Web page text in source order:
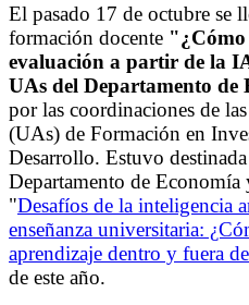
El pasado 17 de octubre se
formación docente "¿Cómo
evaluación a partir de la
UAs del Departamento de
por las coordinaciones de
(UAs) de Formación en
Desarrollo. Estuvo
Departamento de
"Desafíos de la inteligencia
enseñanza universitaria:
aprendizaje dentro y fuera
de este año.